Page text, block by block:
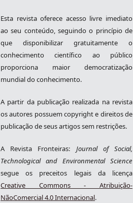
Esta revista oferece acesso livre imediato
ao seu conteúdo, seguindo o princípio de
que disponibilizar gratuitamente o
conhecimento científico ao público
proporciona maior democratização
mundial do conhecimento.
A partir da publicação realizada na revista
os autores possuem copyright e direitos de
publicação de seus artigos sem restrições.
A Revista Fronteiras: Journal of Social,
Technological and Environmental Science
segue os preceitos legais da licença
Creative Commons - Atribuição-
NãoComercial 4.0 Internacional.